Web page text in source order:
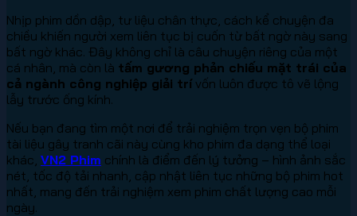
Nhịp phim dồn dập, tư liệu chân thực, cách kể chuyện đa
chiều khiến người xem liên tục bị cuốn từ bất ngờ này sang
bất ngờ khác. Đây không chỉ là câu chuyện riêng của một
cá nhân, mà còn là tấm gương phản chiếu mặt trái của
cả ngành công nghiệp giải trívốn luôn được tô vẽ lộng
lẫy trước ống kính.
Nếu bạn đang tìm một nơi để trải nghiệm trọn vẹn bộ phim
tài liệu gây tranh cãi này cùng kho phim đa dạng thể loại
khác, VN2 Phim chính là điểm đến lý tưởng – hình ảnh sắc
nét, tốc độ tải nhanh, cập nhật liên tục những bộ phim hot
nhất, mang đến trải nghiệm xem phim chất lượng cao mỗi
ngày.